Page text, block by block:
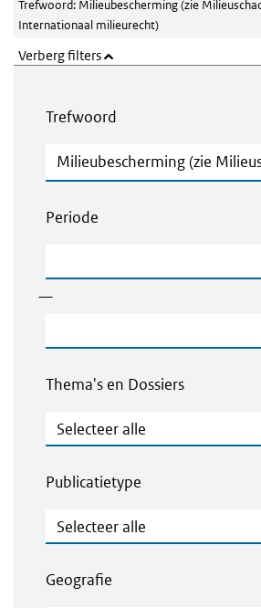
Trefwoord: Milieubescherming (zie
Internationaal milieurecht)
Verberg filters
Trefwoord
Trefwoord
Periode
—
Thema's en Dossiers
Thema's en Dossiers
Publicatietype
Publicatietype
Geografie